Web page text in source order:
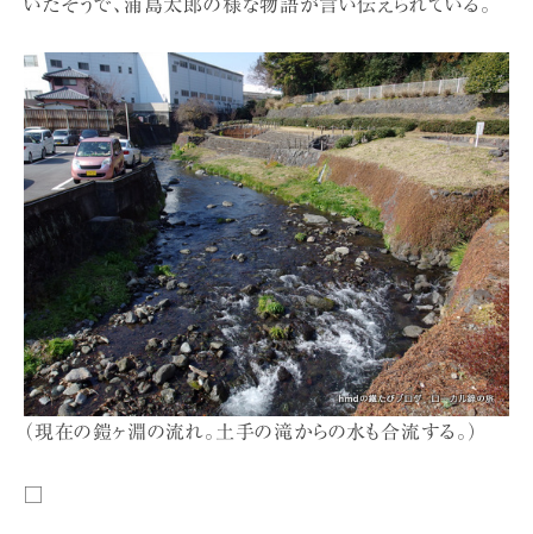
いたそうで、浦島太郎の様な物語が言い伝えられている。
（現在の鎧ヶ淵の流れ。土手の滝からの水も合流する。）